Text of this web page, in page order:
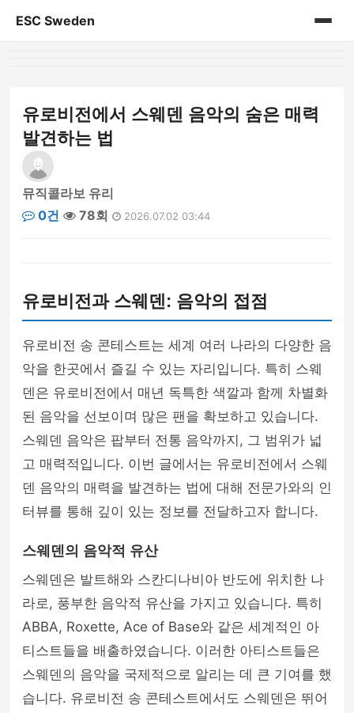
ESC Sweden
유로비전에서 스웨덴 음악의 숨은 매력
발견하는 법
뮤직콜라보 유리
0건
78회 2026.07.02 03:44
유로비전과 스웨덴: 음악의 접점
유로비전 송 콘테스트는 세계 여러 나라의 다양한 음
악을 한곳에서 즐길 수 있는 자리입니다. 특히 스웨
덴은 유로비전에서 매년 독특한 색깔과 함께 차별화
된 음악을 선보이며 많은 팬을 확보하고 있습니다.
스웨덴 음악은 팝부터 전통 음악까지, 그 범위가 넓
고 매력적입니다. 이번 글에서는 유로비전에서 스웨
덴 음악의 매력을 발견하는 법에 대해 전문가와의 인
터뷰를 통해 깊이 있는 정보를 전달하고자 합니다.
스웨덴의 음악적 유산
스웨덴은 발트해와 스칸디나비아 반도에 위치한 나
라로, 풍부한 음악적 유산을 가지고 있습니다. 특히
ABBA, Roxette, Ace of Base와 같은 세계적인 아
티스트들을 배출하였습니다. 이러한 아티스트들은
스웨덴의 음악을 국제적으로 알리는 데 큰 기여를 했
습니다. 유로비전 송 콘테스트에서도 스웨덴은 뛰어